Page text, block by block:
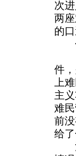
次
两
的口
目
件
上
主
难
前
给
江